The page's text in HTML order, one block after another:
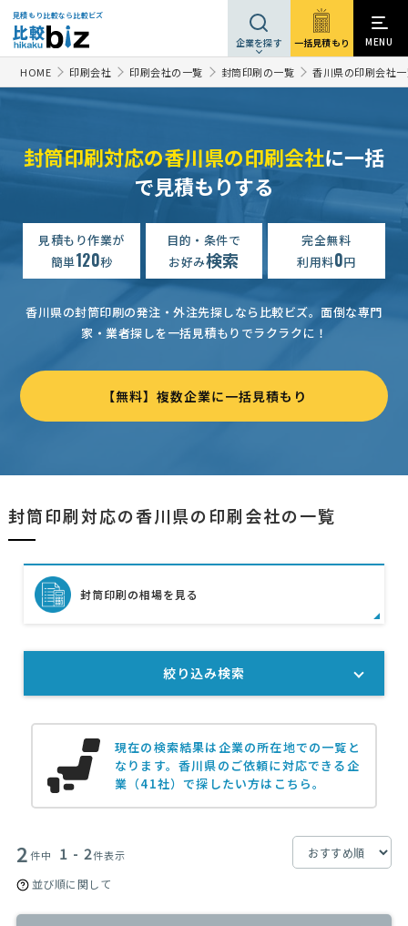
見積もり比較なら比較ビズ
企業を探す 一括見積もり MENU
HOME 印刷会社 印刷会社の一覧 封筒印刷の一覧 香川県の印刷会社
封筒印刷対応の香川県の印刷会社に一括
で見積もりする
見積もり作業が
簡単120秒
目的・条件で
お好み検索
完全無料
利用料0円
香川県の封筒印刷の発注・外注先探しなら比較ビズ。 面倒な専門
家・業者探しを一括見積もりでラクラクに！
【無料】複数企業に一括見積もり
封筒印刷対応の香川県の印刷会社の一覧
現在の検索結果は企業の所在地での一覧と
なります。香川県のご依頼に対応できる企
業（41社）で探したい方はこちら。
2件中 1 - 2件表示
並び順に関して
封筒印刷の相場を見る
絞り込み検索